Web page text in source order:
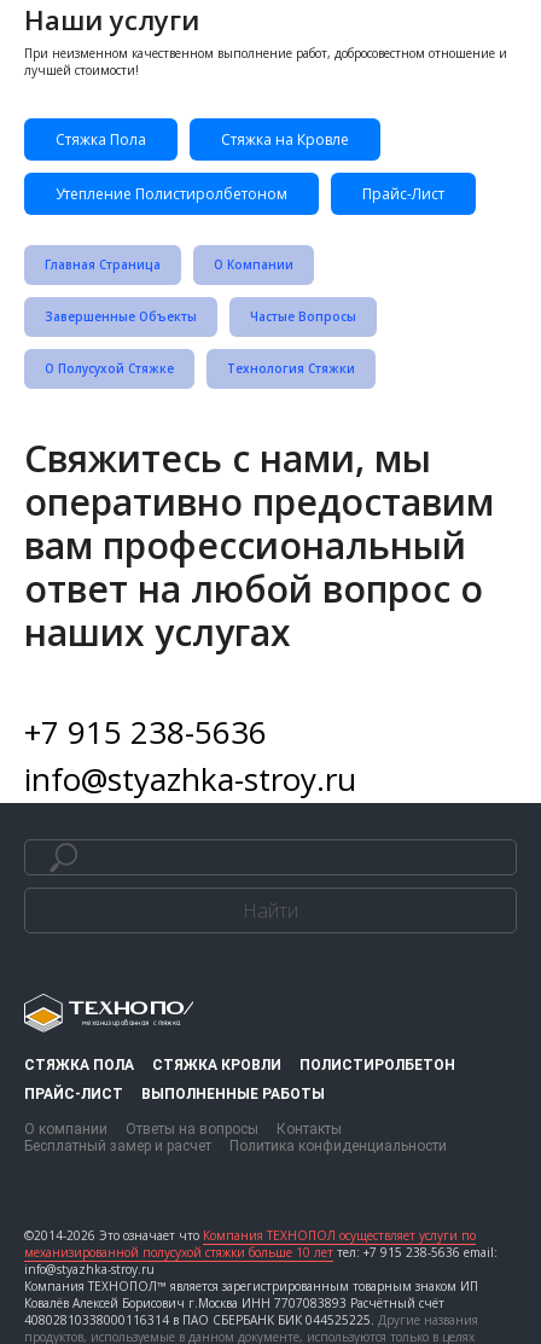
Наши услуги
При неизменном качественном выполнение работ, добросовестном отношение и
лучшей стоимости!
Стяжка Пола Стяжка на Кровле
Утепление Полистиролбетоном Прайс-Лист
Главная Страница О Компании
Завершенные Объекты Частые Вопросы
О Полусухой Стяжке Технология Стяжки
Свяжитесь с нами, мы
оперативно предоставим
вам профессиональный
ответ на любой вопрос о
наших услугах
+7 915 238-5636
info@styazhka-stroy.ru
Найти
СТЯЖКА ПОЛА СТЯЖКА КРОВЛИ
ПОЛИСТИРОЛБЕТОН
ПРАЙС-ЛИСТ
ВЫПОЛНЕННЫЕ РАБОТЫ
О компании Ответы на вопросы
Контакты
Бесплатный замер и расчет
Политика конфиденциальности
©2014-2026 Это означает что Компания ТЕХНОПОЛ осуществляет услуги по
механизированной полусухой стяжки больше 10 лет тел: +7 915 238-5636 email:
info@styazhka-stroy.ru
Компания ТЕХНОПОЛ™ является зарегистрированным товарным знаком ИП
Ковалёв Алексей Борисович г.Москва ИНН 7707083893 Расчётный счёт
40802810338000116314 в ПАО СБЕРБАНК БИК 044525225. Другие названия
продуктов, используемые в данном документе, используются только в целях